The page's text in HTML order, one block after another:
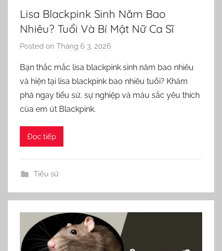
Lisa Blackpink Sinh Năm Bao
Nhiêu? Tuổi Và Bí Mật Nữ Ca Sĩ
Posted on Tháng 6 3, 2026
o
r
n
Bạn thắc mắc lisa blackpink sinh năm bao nhiêu
và hiện tại lisa blackpink bao nhiêu tuổi? Khám
phá ngay tiểu sử, sự nghiệp và màu sắc yêu thích
của em út Blackpink.
Đọc tiếp
Tiểu sử